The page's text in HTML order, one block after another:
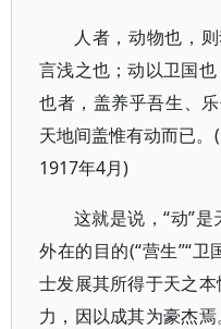
人者，动物也，
言浅之也；动以卫国
也者，盖养乎吾生、
天地间盖惟有动而已。
1917年4月)
这就是说，“动”
外在的目的(“营生”“卫
士发展其所得于天之
力，因以成其为豪杰